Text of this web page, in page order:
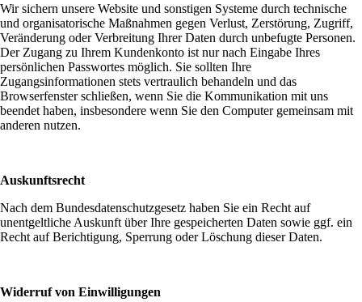
Wir sichern unsere Website und sonstigen Systeme durch technische
und organisatorische Maßnahmen gegen Verlust, Zerstörung, Zugriff,
Veränderung oder Verbreitung Ihrer Daten durch unbefugte Personen.
Der Zugang zu Ihrem Kundenkonto ist nur nach Eingabe Ihres
persönlichen Passwortes möglich. Sie sollten Ihre
Zugangsinformationen stets vertraulich behandeln und das
Browserfenster schließen, wenn Sie die Kommunikation mit uns
beendet haben, insbesondere wenn Sie den Computer gemeinsam mit
anderen nutzen.
Auskunftsrecht
Nach dem Bundesdatenschutzgesetz haben Sie ein Recht auf
unentgeltliche Auskunft über Ihre gespeicherten Daten sowie ggf. ein
Recht auf Berichtigung, Sperrung oder Löschung dieser Daten.
Widerruf von Einwilligungen